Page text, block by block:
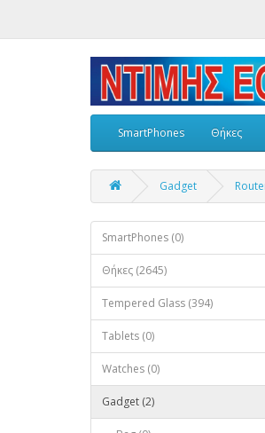
SmartPhones Θήκες
Gadget
SmartPhones (0)
Θήκες (2645)
Tempered Glass (394)
Tablets (0)
Watches (0)
Gadget (2)